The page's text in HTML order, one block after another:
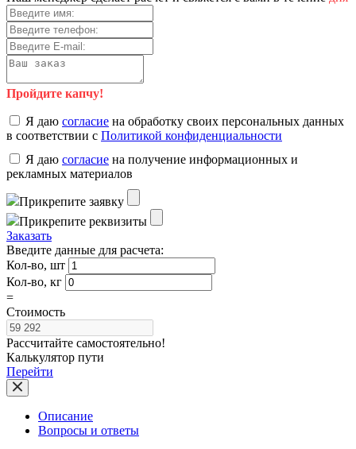
Пройдите капчу!
Я даю согласие на обработку своих персональных данных
в соответствии с Политикой конфиденциальности
Я даю согласие на получение информационных и
рекламных материалов
Прикрепите заявку
Прикрепите реквизиты
Заказать
Введите данные для расчета:
Кол-во, шт
Кол-во, кг
=
Стоимость
Рассчитайте самостоятельно!
Калькулятор пути
Перейти
Описание
Вопросы и ответы